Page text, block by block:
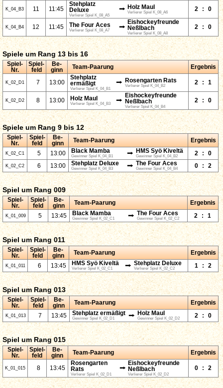
K_04_B3 11 11:45
Stehplatz
Deluxe
Verlierer Spiel K_08_A5
⭢ Holz Maul
Verlierer Spiel K_08_A6
2 : 0
K_04_B4 12 11:45 The Four Aces
Verlierer Spiel K_08_A7 ⭢
Eishockeyfreunde
Neßlbach
Verlierer Spiel K_08_A8
2 : 0
Spiele um Rang 13 bis 16
Spiel-
Nr.
Spiel-
feld
Be-
ginn
Team-Paarung Ergebnis
K_02_D1 7 13:00
Stehplatz
ermäßigt
Verlierer Spiel K_04_B1
⭢ Rosengarten Rats
Verlierer Spiel K_04_B2
2 : 1
K_02_D2 8 13:00 Holz Maul
Verlierer Spiel K_04_B3 ⭢
Eishockeyfreunde
Neßlbach
Verlierer Spiel K_04_B4
2 : 0
Spiele um Rang 9 bis 12
Spiel-
Nr.
Spiel-
feld
Be-
ginn
Team-Paarung Ergebnis
K_02_C1 5 13:00 Black Mamba
Gewinner Spiel K_04_B1 ⭢ HMS Syö Kiveltä
Gewinner Spiel K_04_B2 2 : 0
K_02_C2 6 13:00 Stehplatz Deluxe
Gewinner Spiel K_04_B3 ⭢ The Four Aces
Gewinner Spiel K_04_B4 0 : 2
Spiel um Rang 009
Spiel-
Nr.
Spiel-
feld
Be-
ginn
Team-Paarung Ergebnis
K_01_009 5 13:45 Black Mamba
Gewinner Spiel K_02_C1 ⭢ The Four Aces
Gewinner Spiel K_02_C2 2 : 1
Spiel um Rang 011
Spiel-
Nr.
Spiel-
feld
Be-
ginn
Team-Paarung Ergebnis
K_01_011 6 13:45 HMS Syö Kiveltä
Verlierer Spiel K_02_C1 ⭢ Stehplatz Deluxe
Verlierer Spiel K_02_C2 1 : 2
Spiel um Rang 013
Spiel-
Nr.
Spiel-
feld
Be-
ginn
Team-Paarung Ergebnis
K_01_013 7 13:45 Stehplatz ermäßigt
Gewinner Spiel K_02_D1 ⭢ Holz Maul
Gewinner Spiel K_02_D2 2 : 0
Spiel um Rang 015
Spiel-
Nr.
Spiel-
feld
Be-
ginn
Team-Paarung Ergebnis
K_01_015 8 13:45
Rosengarten
Rats
Verlierer Spiel K_02_D1
⭢
Eishockeyfreunde
Neßlbach
Verlierer Spiel K_02_D2
0 : 2